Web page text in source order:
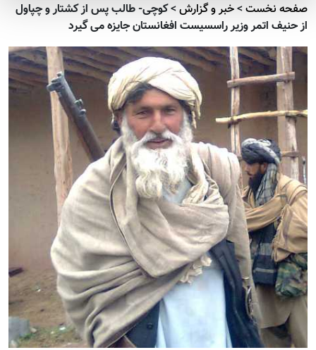
نخست >خبر و گزارش>کوچی- طالب پس از کشتار و چپاول
اتمر وزیر راسسیست افغانستان جایزه می گیرد